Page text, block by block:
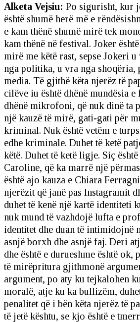
Alketa Vejsiu: Po sigurisht, kur
është shumë herë më e
e kam thënë shumë mirë tek
kam thënë në festival. Joker
mirë me këtë rast, sepse Jokeri
nga politika, u vra nga shoqëria,
media. Të gjithë këta njerëz të
cilëve iu është dhënë mundësia e
dhënë mikrofoni, që nuk dinë ta
një kauzë të mirë, gati-gati për
kriminal. Nuk është vetëm e
edhe kriminale. Duhet të ketë
këtë. Duhet të ketë ligje. Siç
Caroline, që ka marrë një
është ajo kauza e Chiara
njerëzit që janë pas Instagramit
duhet të kenë një kartë identiteti
nuk mund të vazhdojë lufta e
identitet dhe duan të intimidojnë
asnjë borxh dhe asnjë faj. Deri
dhe është e durueshme është ok,
të mirëpritura gjithmonë
argument, po aty ku tejkalohen
moralë, atje ku ka bullizëm,
penalitet që i bën këta njerëz të
të jetë kështu, se kjo është e